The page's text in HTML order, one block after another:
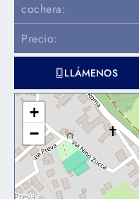
cochera:
Precio:
LLÁMENOS
+
−